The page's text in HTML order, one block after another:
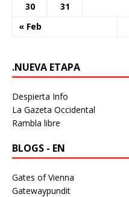
« Feb
30
31
.NUEVA ETAPA
Despierta Info
La Gazeta Occidental
Rambla libre
BLOGS - EN
Gates of Vienna
Gatewaypundit